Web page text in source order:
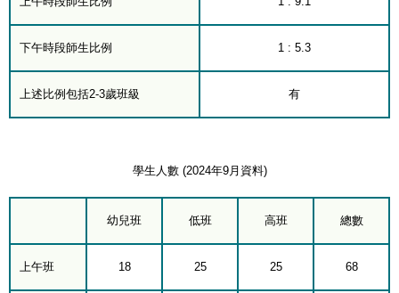
下午時段師生比例 1 : 5.3
上述比例包括2-3歲班級 有
學生人數 (2024年9月資料)
幼兒班 低班 高班 總數
上午班 18 25 25 68